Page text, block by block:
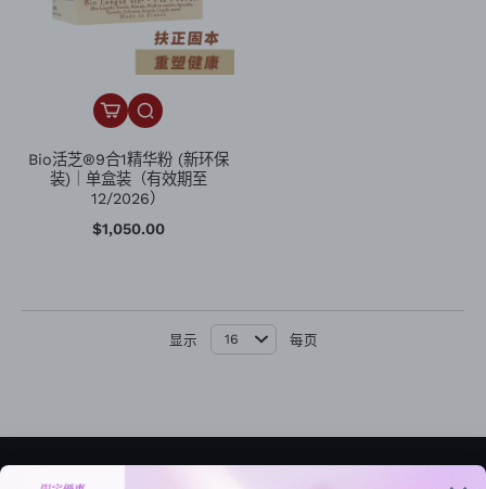
Bio活芝®9合1精华粉 (新环保
装)｜单盒装（有效期至
12/2026）
$1,050.00
显示 每页